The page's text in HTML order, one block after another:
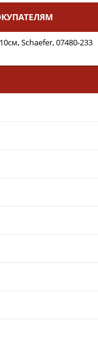
Schaefer, 07480-233